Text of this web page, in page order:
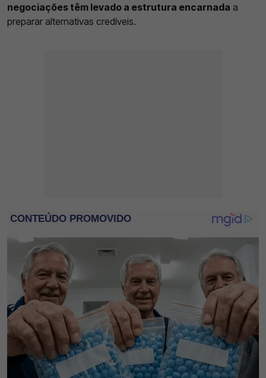
negociações têm levado a estrutura encarnada a
preparar alternativas credíveis.